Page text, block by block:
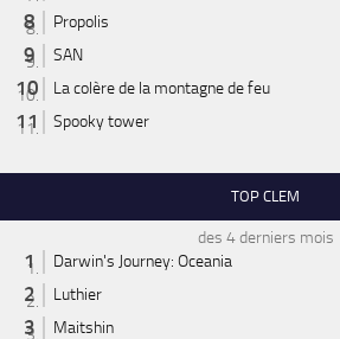
Propolis
SAN
La colère de la montagne de feu
Spooky tower
TOP CLEM
des 4 derniers mois
Darwin's Journey: Oceania
Luthier
Maitshin